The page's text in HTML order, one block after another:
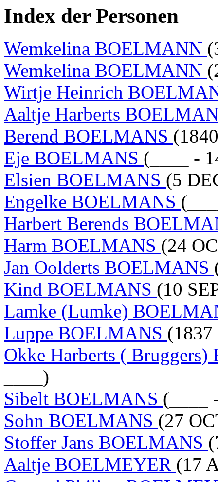
Index der Personen
Wemkelina BOELMANN
Wemkelina BOELMANN
Wirtje Heinrich
Aaltje Harberts
Berend BOELMANS
Eje BOELMANS (____ -
Elsien BOELMANS (5
Engelke BOELMANS
Harbert Berends
Harm BOELMANS (24
Jan Oolderts BOELMANS
Kind BOELMANS (10
Lamke (Lumke)
Luppe BOELMANS (1837
Okke Harberts (
____)
Sibelt BOELMANS (____
Sohn BOELMANS (27
Stoffer Jans BOELMANS
Aaltje BOELMEYER (17